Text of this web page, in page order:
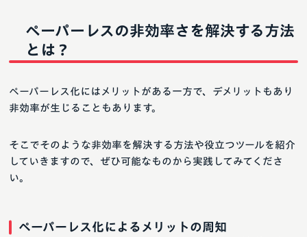
ペーパーレスの非効率さを解決する方法
とは？
ペーパーレス化にはメリットがある一方で、デメリットもあり
非効率が生じることもあります。
そこでそのような非効率を解決する方法や役立つツールを紹介
していきますので、ぜひ可能なものから実践してみてくださ
い。
ペーパーレス化によるメリットの周知